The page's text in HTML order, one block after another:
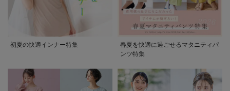
初夏の快適インナー特集
春夏を快適に過ごせるマタニティパ
ンツ特集